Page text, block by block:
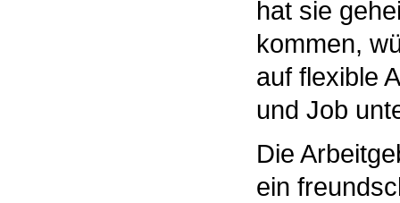
hat sie
kommen,
auf flexible
und Job
Die
ein